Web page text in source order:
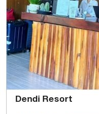
Dendi Resort